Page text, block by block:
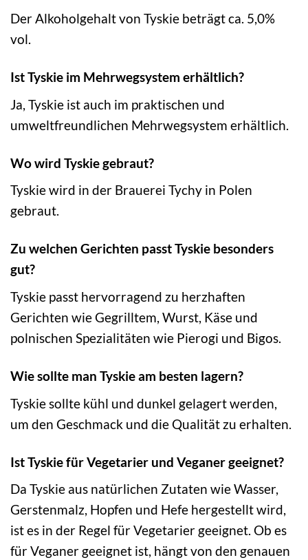
Der Alkoholgehalt von Tyskie beträgt ca. 5,0%
vol.
Ist Tyskie im Mehrwegsystem erhältlich?
Ja, Tyskie ist auch im praktischen und
umweltfreundlichen Mehrwegsystem erhältlich.
Wo wird Tyskie gebraut?
Tyskie wird in der Brauerei Tychy in Polen
gebraut.
Zu welchen Gerichten passt Tyskie besonders
gut?
Tyskie passt hervorragend zu herzhaften
Gerichten wie Gegrilltem, Wurst, Käse und
polnischen Spezialitäten wie Pierogi und Bigos.
Wie sollte man Tyskie am besten lagern?
Tyskie sollte kühl und dunkel gelagert werden,
um den Geschmack und die Qualität zu erhalten.
Ist Tyskie für Vegetarier und Veganer geeignet?
Da Tyskie aus natürlichen Zutaten wie Wasser,
Gerstenmalz, Hopfen und Hefe hergestellt wird,
ist es in der Regel für Vegetarier geeignet. Ob es
für Veganer geeignet ist, hängt von den genauen